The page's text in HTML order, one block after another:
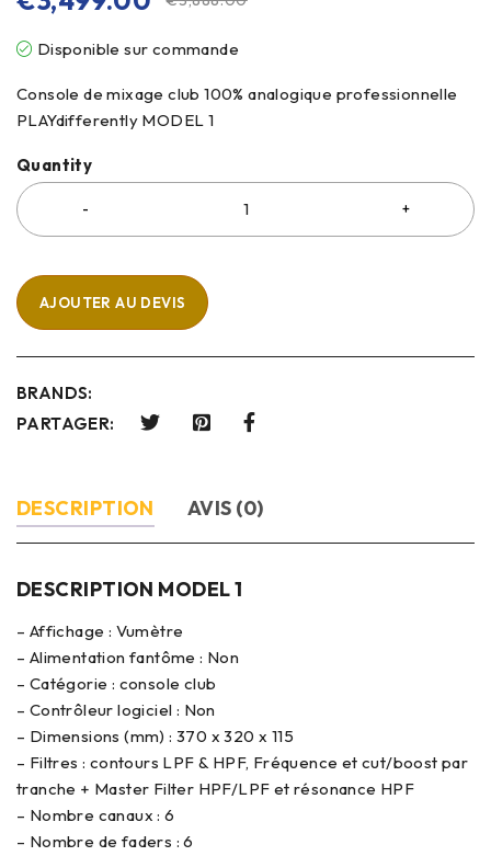
Disponible sur commande
Console de mixage club 100% analogique professionnelle
PLAYdifferently MODEL 1
Quantity
AJOUTER AU DEVIS
BRANDS:
PARTAGER:
DESCRIPTION AVIS (0)
DESCRIPTION MODEL 1
– Affichage : Vumètre
– Alimentation fantôme : Non
– Catégorie : console club
– Contrôleur logiciel : Non
– Dimensions (mm) : 370 x 320 x 115
– Filtres : contours LPF & HPF, Fréquence et cut/boost par
tranche + Master Filter HPF/LPF et résonance HPF
– Nombre canaux : 6
– Nombre de faders : 6